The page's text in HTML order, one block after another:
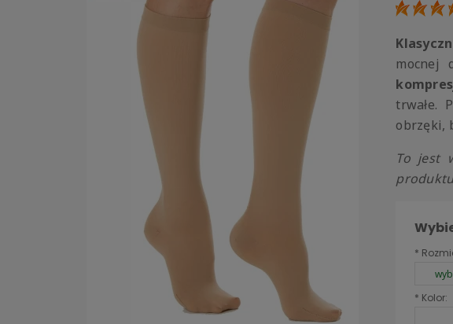
mocnej
trwałe.
obrzęki,
To jest
*
* Kolor: